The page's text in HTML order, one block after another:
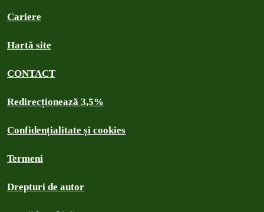
Cariere
Hartă site
CONTACT
Redirecționează 3,5%
Confidențialitate și cookies
Termeni
Drepturi de autor